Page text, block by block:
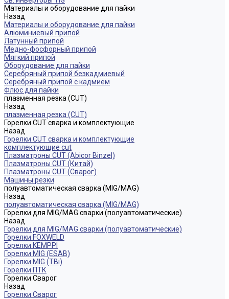
Материалы и оборудование для пайки
Назад
Материалы и оборудование для пайки
Алюминиевый припой
Латунный припой
Медно-фосфорный припой
Мягкий припой
Оборудование для пайки
Серебряный припой безкадмиевый
Серебряный припой с кадмием
Флюс для пайки
плазменная резка (CUT)
Назад
плазменная резка (CUT)
Горелки CUT сварка и комплектующие
Назад
Горелки CUT сварка и комплектующие
комплектующие cut
Плазматроны CUT (Abicor Binzel)
Плазматроны CUT (Китай)
Плазматроны CUT (Сварог)
Машины резки
полуавтоматическая сварка (MIG/MAG)
Назад
полуавтоматическая сварка (MIG/MAG)
Горелки для MIG/MAG сварки (полуавтоматические)
Назад
Горелки для MIG/MAG сварки (полуавтоматические)
Горелки FOXWELD
Горелки KEMPPI
Горелки MIG (ESAB)
Горелки MIG (TBi)
Горелки ПТК
Горелки Сварог
Назад
Горелки Сварог